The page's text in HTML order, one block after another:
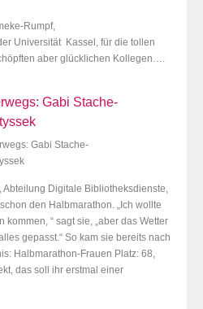
Rumpf,
Universität Kassel, für die tollen
aber glücklichen Kollegen….
Gabi Stache-
Abteilung Digitale Bibliotheksdienste,
den Halbmarathon. „Ich wollte
“ sagt sie, „aber das Wetter
gepasst.“ So kam sie bereits nach
Halbmarathon-Frauen Platz: 68,
das soll ihr erstmal einer